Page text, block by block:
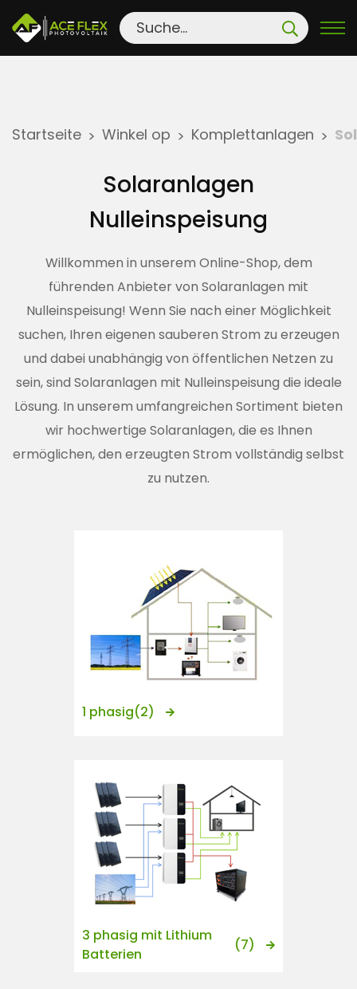
Startseite > Winkel op > Komplettanlagen >
Solaranlagen
Nulleinspeisung
Willkommen in unserem Online-Shop, dem
führenden Anbieter von Solaranlagen mit
Nulleinspeisung! Wenn Sie nach einer Möglichkeit
suchen, Ihren eigenen sauberen Strom zu erzeugen
und dabei unabhängig von öffentlichen Netzen zu
sein, sind Solaranlagen mit Nulleinspeisung die ideale
Lösung. In unserem umfangreichen Sortiment bieten
wir hochwertige Solaranlagen, die es Ihnen
ermöglichen, den erzeugten Strom vollständig selbst
zu nutzen.
1 phasig(2)
3 phasig mit Lithium
Batterien
(7)